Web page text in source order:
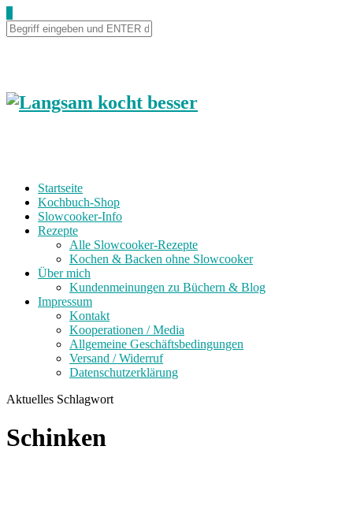
Startseite
Kochbuch-Shop
Slowcooker-Info
Rezepte
Alle Slowcooker-Rezepte
Kochen & Backen ohne Slowcooker
Über mich
Kundenmeinungen zu Büchern & Blog
Impressum
Kontakt
Kooperationen / Media
Allgemeine Geschäftsbedingungen
Versand / Widerruf
Datenschutzerklärung
Aktuelles Schlagwort
Schinken